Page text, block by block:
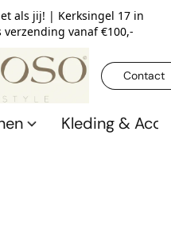
als jij! | Kerksingel 17 in
vanaf €100,-
Contact
Kleding &